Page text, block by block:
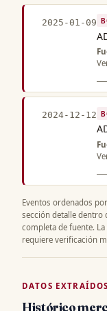
2025-01-09
2024-12-12
Eventos ordenados
sección detalle dentro
completa de fuente.
requiere verificación
DATOS
Histórico